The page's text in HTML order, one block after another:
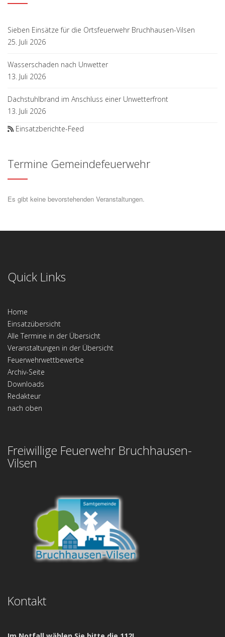
Sieben Einsätze für die Ortsfeuerwehr Bruchhausen-Vilsen
25. Juli 2026
Wasserschaden nach Unwetter
13. Juli 2026
Dachstuhlbrand im Anschluss einer Unwetterfront
13. Juli 2026
Einsatzberichte-Feed
Termine Gemeindefeuerwehr
Es gibt keine bevorstehenden Veranstaltungen.
Quick Links
Home
Einsatzübersicht
Alle Termine in der Übersicht
Veranstaltungen in der Übersicht
Feuerwehrwettbewerbe
Archiv-Seite
Downloads
Redakteur
nach oben
Freiwillige Feuerwehr Bruchhausen-
Vilsen
Kontakt